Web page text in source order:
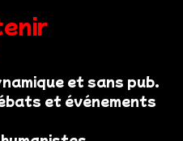
et sans pub.
et événements